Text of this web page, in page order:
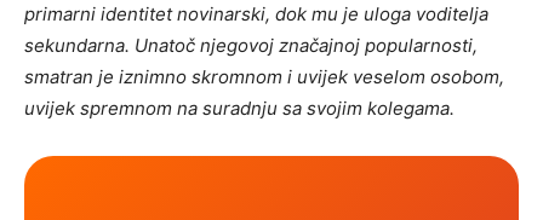
primarni identitet novinarski, dok mu je uloga voditelja
sekundarna. Unatoč njegovoj značajnoj popularnosti,
smatran je iznimno skromnom i uvijek veselom osobom,
uvijek spremnom na suradnju sa svojim kolegama.